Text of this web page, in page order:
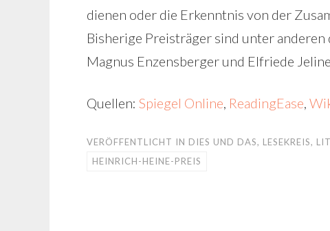
dienen oder die Erkenntnis von der
Bisherige Preisträger sind unter
Magnus Enzensberger und Elfriede
Quellen: Spiegel Online, ReadingEase,
VERÖFFENTLICHT IN DIES UND DAS, LESEKREIS,
HEINRICH-HEINE-PREIS